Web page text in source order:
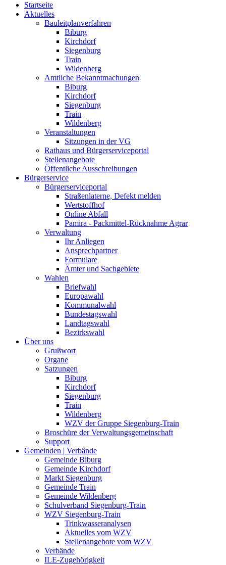
Startseite
Aktuelles
Bauleitplanverfahren
Biburg
Kirchdorf
Siegenburg
Train
Wildenberg
Amtliche Bekanntmachungen
Biburg
Kirchdorf
Siegenburg
Train
Wildenberg
Veranstaltungen
Sitzungen in der VG
Rathaus und Bürgerserviceportal
Stellenangebote
Öffentliche Ausschreibungen
Bürgerservice
Bürgerserviceportal
Straßenlaterne, Defekt melden
Wertstoffhof
Online Abfall
Pamira - Packmittel-Rücknahme Agrar
Verwaltung
Ihr Anliegen
Ansprechpartner
Formulare
Ämter und Sachgebiete
Wahlen
Briefwahl
Europawahl
Kommunalwahl
Bundestagswahl
Landtagswahl
Bezirkswahl
Über uns
Grußwort
Organe
Satzungen
Biburg
Kirchdorf
Siegenburg
Train
Wildenberg
WZV der Gruppe Siegenburg-Train
Broschüre der Verwaltungsgemeinschaft
Support
Gemeinden | Verbände
Gemeinde Biburg
Gemeinde Kirchdorf
Markt Siegenburg
Gemeinde Train
Gemeinde Wildenberg
Schulverband Siegenburg-Train
WZV Siegenburg-Train
Trinkwasseranalysen
Aktuelles vom WZV
Stellenangebote vom WZV
Verbände
ILE-Zugehörigkeit